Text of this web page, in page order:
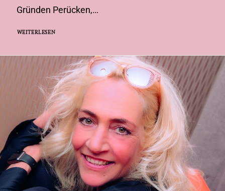
Gründen Perücken,…
WEITERLESEN